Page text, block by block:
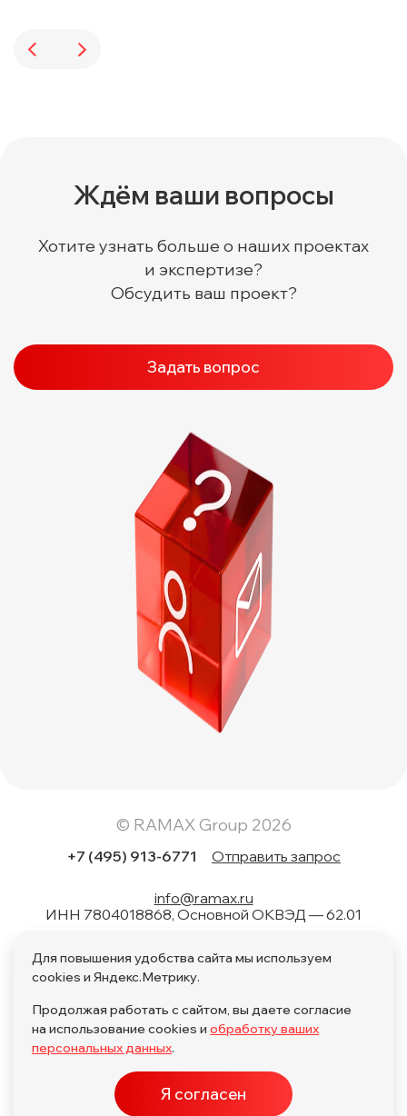
Ждём ваши вопросы
Хотите узнать больше о наших проектах
и экспертизе?
Обсудить ваш проект?
Задать вопрос
© RAMAX Group 2026
+7 (495) 913-6771 Отправить запрос
info@ramax.ru
ИНН 7804018868, Основной ОКВЭД — 62.01
1.02, 1.04, 1.05, 1.06, 1.08, 2.01, 3.01, 4.01, 11.01, 17.01, 27.01,
28.01
Политика обработки персональных данных
Для повышения удобства сайта мы используем
cookies и Яндекс.Метрику.
Продолжая работать с сайтом, вы даете согласие
на использование cookies и обработку ваших
персональных данных.
Я согласен